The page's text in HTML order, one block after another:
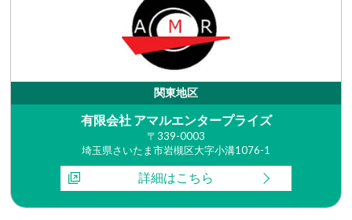
関東地区
有限会社 アマルエンタープライズ
〒339-0003
埼玉県さいたま市岩槻区大字小溝1076-1
詳細はこちら